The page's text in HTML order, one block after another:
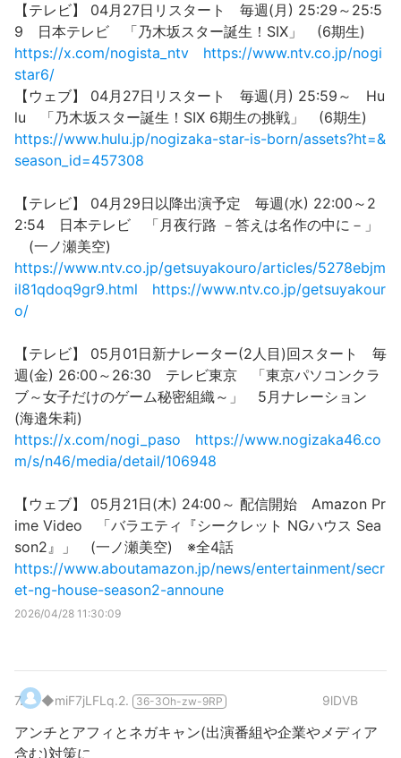
【テレビ】 04月27日リスタート 毎週(月) 25:29～25:5
9 日本テレビ 「乃木坂スター誕生！SIX」 (6期生)
https://x.com/nogista_ntv
https://www.ntv.co.jp/nogi
star6/
【ウェブ】 04月27日リスタート 毎週(月) 25:59～ Hu
lu 「乃木坂スター誕生！SIX 6期生の挑戦」 (6期生)
https://www.hulu.jp/nogizaka-star-is-born/assets?ht=&
season_id=457308
【テレビ】 04月29日以降出演予定 毎週(水) 22:00～2
2:54 日本テレビ 「月夜行路 －答えは名作の中に－」
(一ノ瀬美空)
https://www.ntv.co.jp/getsuyakouro/articles/5278ebjm
il81qdoq9gr9.html
https://www.ntv.co.jp/getsuyakour
o/
【テレビ】 05月01日新ナレーター(2人目)回スタート 毎
週(金) 26:00～26:30 テレビ東京 「東京パソコンクラ
ブ～女子だけのゲーム秘密組織～」 5月ナレーション
(海邉朱莉)
https://x.com/nogi_paso
https://www.nogizaka46.co
m/s/n46/media/detail/106948
【ウェブ】 05月21日(木) 24:00～ 配信開始 Amazon Pr
ime Video 「バラエティ『シークレット NGハウス Sea
son2』」 (一ノ瀬美空) ※全4話
https://www.aboutamazon.jp/news/entertainment/secr
et-ng-house-season2-announe
2026/04/28 11:30:09
7. ◆miF7jLFLq.2. 36-3Oh-zw-9RP 9lDVB
アンチとアフィとネガキャン(出演番組や企業やメディア
含む)対策に